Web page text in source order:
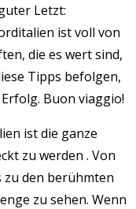
Letzt:
ist voll von
die es wert sind,
Tipps befolgen,
Buon viaggio!
ist die ganze
zu werden . Von
zu den berühmten
zu sehen. Wenn